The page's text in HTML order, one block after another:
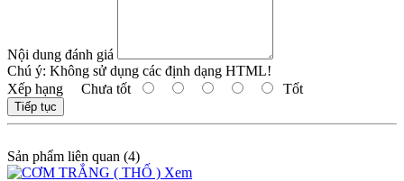
Nội dung đánh giá
Chú ý: Không sử dụng các định dạng HTML!
Xếp hạng Chưa tốt Tốt
Tiếp tục
Sản phẩm liên quan (4)
Xem